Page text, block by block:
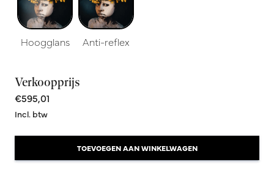
Hoogglans Anti-reflex
Verkoopprijs
€595,01
Incl. btw
TOEVOEGEN AAN WINKELWAGEN